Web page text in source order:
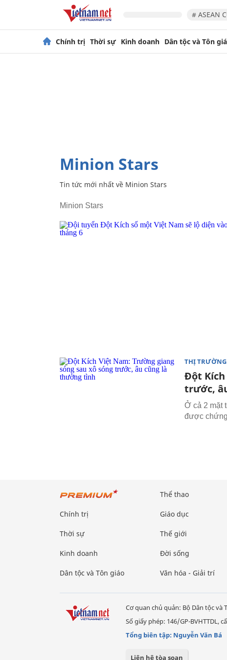
# ASEAN
Chính trị Thời sự Kinh doanh Dân tộc và Tôn
Minion Stars
Tin tức mới nhất về Minion Stars
Minion Stars
THỊ TRƯỜNG
Đột
trước,
Ở cả 2 mặt
được
Chính trị
Thời sự
Kinh doanh
Dân tộc và Tôn giáo
Thể thao
Giáo dục
Thế giới
Đời sống
Văn hóa - Giải trí
Cơ quan chủ quản: Bộ Dân tộc và
Số giấy phép: 146/GP-BVHTTDL,
Tổng biên tập: Nguyễn Văn Bá
Liên hệ tòa soạn